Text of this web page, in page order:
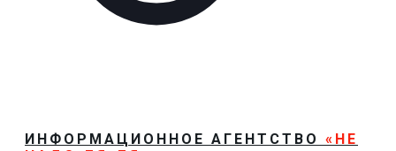
ИНФОРМАЦИОННОЕ АГЕНТСТВО «НЕ